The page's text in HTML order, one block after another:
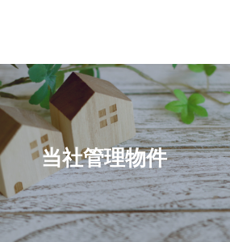
当社管理物件